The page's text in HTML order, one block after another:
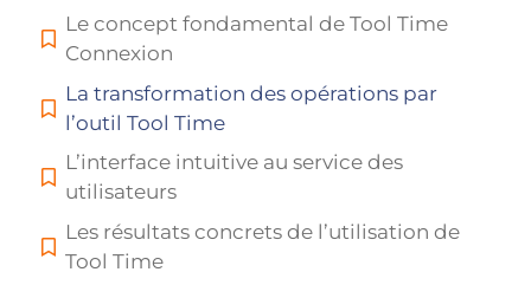
Le concept fondamental de Tool Time
Connexion
La transformation des opérations par
l’outil Tool Time
L’interface intuitive au service des
utilisateurs
Les résultats concrets de l’utilisation de
Tool Time